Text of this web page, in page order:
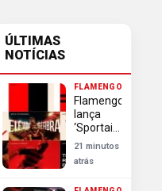
ÚLTIMAS
NOTÍCIAS
FLAMENGO
Flamengo
lança
‘Sportainment’
e
moderniza
marca e
21 minutos
atrás